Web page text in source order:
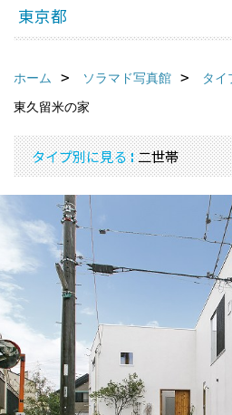
東京都
ホーム ソラマド写真館 タイ
東久留米の家
タイプ別に見る 二世帯